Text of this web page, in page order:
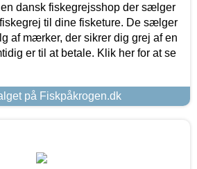
dansk fiskegrejsshop der sælger
til dine fisketure. De sælger
af mærker, der sikrer dig grej af en
er til at betale. Klik her for at se
på Fiskpåkrogen.dk